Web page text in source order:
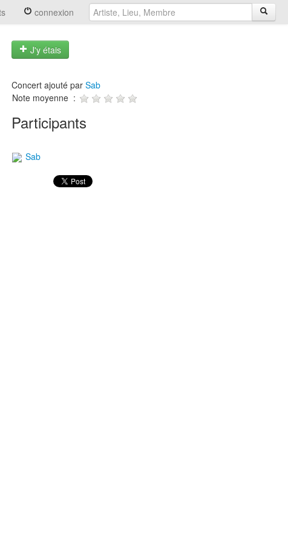
connexion
J'y étais
Concert ajouté par Sab
Note moyenne :
Participants
Sab